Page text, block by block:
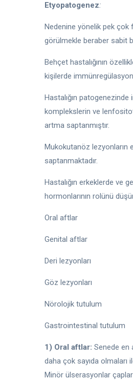
Etyopatogenez:
Nedenine yönelik pek çok
görülmekle beraber sabit
Behçet hastalığının
kişilerde
Hastalığın
komplekslerin ve
artma saptanmıştır.
Mukokutanöz lezyonların
saptanmaktadır.
Hastalığın erkeklerde ve
hormonlarının rolünü
Oral aftlar
Genital aftlar
Deri
Göz
Nörolojik
Gastrointestinal
1) Oral aftlar: Senede en
daha çok sayıda olmaları
Minör ülserasyonlar